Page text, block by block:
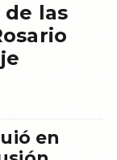
de las
en